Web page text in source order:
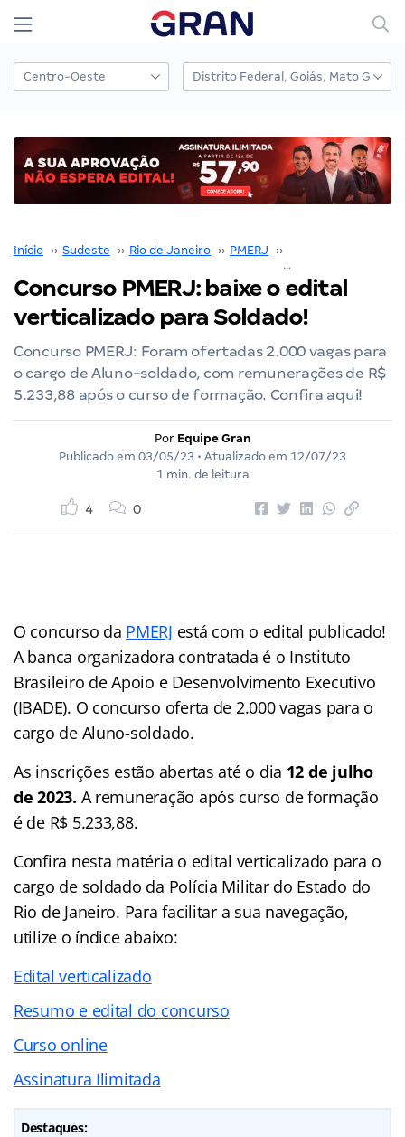
Início ›› Sudeste ›› Rio de Janeiro ›› PMERJ ››
Concurso PMERJ: baixe o edital
verticalizado para Soldado!
Concurso PMERJ: Foram ofertadas 2.000 vagas para
o cargo de Aluno-soldado, com remunerações de R$
5.233,88 após o curso de formação. Confira aqui!
Por Equipe Gran
Publicado em 03/05/23 • Atualizado em 12/07/23
1 min. de leitura
4 0
O concurso da PMERJ está com o edital publicado!
A banca organizadora contratada é o Instituto
Brasileiro de Apoio e Desenvolvimento Executivo
(IBADE). O concurso oferta de 2.000 vagas para o
cargo de Aluno-soldado.
As inscrições estão abertas até o dia 12 de julho
de 2023. A remuneração após curso de formação
é de R$ 5.233,88.
Confira nesta matéria o edital verticalizado para o
cargo de soldado da Polícia Militar do Estado do
Rio de Janeiro. Para facilitar a sua navegação,
utilize o índice abaixo:
Edital verticalizado
Resumo e edital do concurso
Curso online
Assinatura Ilimitada
Destaques: